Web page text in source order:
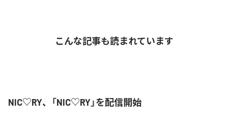
こんな記事も読まれています
NIC♡RY、「NIC♡RY」を配信開始